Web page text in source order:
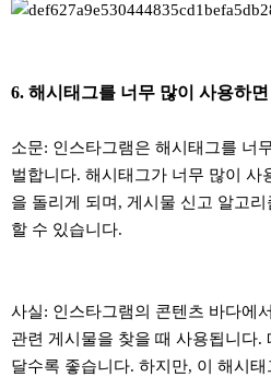
6. 해시태그를 너무 많이 사용하
소문: 인스타그램은 해시태그를 너
벌합니다. 해시태그가 너무 많이 사
을 돌리게 되며, 게시물 신고 알고
할 수 있습니다.
사실: 인스타그램의 콘텐츠 바다에
관련 게시물을 찾을 때 사용됩니다.
달수록 좋습니다. 하지만, 이 해시